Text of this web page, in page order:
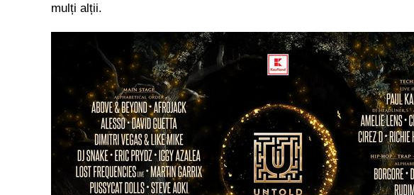
mulți alții.